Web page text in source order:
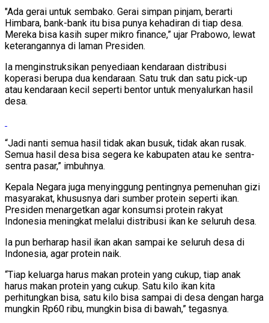
"Ada gerai untuk sembako. Gerai simpan pinjam, berarti
Himbara, bank-bank itu bisa punya kehadiran di tiap desa.
Mereka bisa kasih super mikro finance,” ujar Prabowo, lewat
keterangannya di laman Presiden.
Ia menginstruksikan penyediaan kendaraan distribusi
koperasi berupa dua kendaraan. Satu truk dan satu pick-up
atau kendaraan kecil seperti bentor untuk menyalurkan hasil
desa.
“Jadi nanti semua hasil tidak akan busuk, tidak akan rusak.
Semua hasil desa bisa segera ke kabupaten atau ke sentra-
sentra pasar,” imbuhnya.
Kepala Negara juga menyinggung pentingnya pemenuhan gizi
masyarakat, khususnya dari sumber protein seperti ikan.
Presiden menargetkan agar konsumsi protein rakyat
Indonesia meningkat melalui distribusi ikan ke seluruh desa.
Ia pun berharap hasil ikan akan sampai ke seluruh desa di
Indonesia, agar protein naik.
“Tiap keluarga harus makan protein yang cukup, tiap anak
harus makan protein yang cukup. Satu kilo ikan kita
perhitungkan bisa, satu kilo bisa sampai di desa dengan harga
mungkin Rp60 ribu, mungkin bisa di bawah,” tegasnya.